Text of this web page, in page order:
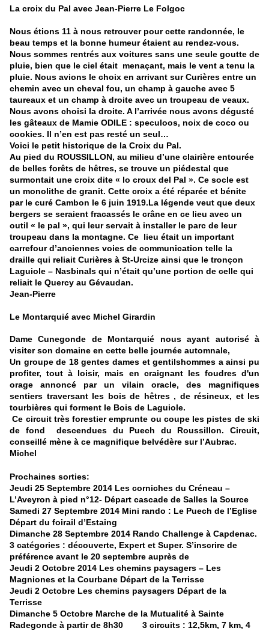
La croix du Pal avec Jean-Pierre Le Folgoc
Nous étions 11 à nous retrouver pour cette randonnée, le
beau temps et la bonne humeur étaient au rendez-vous.
Nous sommes rentrés aux voitures sans une seule goutte de
pluie, bien que le ciel était menaçant, mais le vent a tenu la
pluie. Nous avions le choix en arrivant sur Curières entre un
chemin avec un cheval fou, un champ à gauche avec 5
taureaux et un champ à droite avec un troupeau de veaux.
Nous avons choisi la droite. A l’arrivée nous avons dégusté
les gâteaux de Mamie ODILE : speculoos, noix de coco ou
cookies. Il n’en est pas resté un seul…
Voici le petit historique de la Croix du Pal.
Au pied du ROUSSILLON, au milieu d’une clairière entourée
de belles forêts de hêtres, se trouve un piédestal que
surmontait une croix dite « lo croux del Pal ». Ce socle est
un monolithe de granit. Cette croix a été réparée et bénite
par le curé Cambon le 6 juin 1919.La légende veut que deux
bergers se seraient fracassés le crâne en ce lieu avec un
outil « le pal », qui leur servait à installer le parc de leur
troupeau dans la montagne. Ce lieu était un important
carrefour d’anciennes voies de communication telle la
draille qui reliait Curières à St-Urcize ainsi que le tronçon
Laguiole – Nasbinals qui n’était qu’une portion de celle qui
reliait le Quercy au Gévaudan.
Jean-Pierre
Le Montarquié avec Michel Girardin
Dame Cunegonde de Montarquié nous ayant autorisé à
visiter son domaine en cette belle journée automnale,
Un groupe de 18 gentes dames et gentilshommes a ainsi pu
profiter, tout à loisir, mais en craignant les foudres d'un
orage annoncé par un vilain oracle, des magnifiques
sentiers traversant les bois de hêtres , de résineux, et les
tourbières qui forment le Bois de Laguiole.
Ce circuit très forestier emprunte ou coupe les pistes de ski
de fond descendues du Puech du Roussillon. Circuit,
conseillé mène à ce magnifique belvédère sur l’Aubrac.
Michel
Prochaines sorties:
Jeudi 25 Septembre 2014 Les corniches du Créneau –
L’Aveyron à pied n°12- Départ cascade de Salles la Source
Samedi 27 Septembre 2014 Mini rando : Le Puech de l’Eglise
Départ du foirail d’Estaing
Dimanche 28 Septembre 2014 Rando Challenge à Capdenac.
3 catégories : découverte, Expert et Super. S’inscrire de
préférence avant le 20 septembre auprès de
Jeudi 2 Octobre 2014 Les chemins paysagers – Les
Magniones et la Courbane Départ de la Terrisse
Jeudi 2 Octobre Les chemins paysagers Départ de la
Terrisse
Dimanche 5 Octobre Marche de la Mutualité à Sainte
Radegonde à partir de 8h30 3 circuits : 12,5km, 7 km, 4